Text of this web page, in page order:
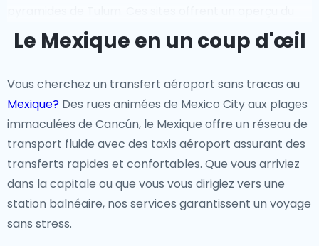
passé du pays et de sa transformation en une nation
moderne prospère.
Sites Emblématiques
Des plages magnifiques de Cancún et de la Riviera
Maya au spectaculaire Canyon du Cuivre à Chihuahua,
le Mexique possède certains des paysages les plus
époustouflants du monde.Les voyageurs peuvent
plonger dans les eaux cristallines de Cozumel, assister
à la migration des papillons monarques à Michoacán,
Le Mexique en un coup d'œil
Vous cherchez un transfert aéroport sans tracas au
Mexique? Des rues animées de Mexico City aux plages
immaculées de Cancún, le Mexique offre un réseau de
transport fluide avec des taxis aéroport assurant des
transferts rapides et confortables. Que vous arriviez
dans la capitale ou que vous vous dirigiez vers une
station balnéaire, nos services garantissent un voyage
sans stress.